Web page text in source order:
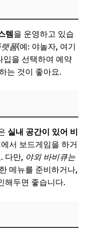
템 을 운영하고 있습
폼(예: 야놀자, 여기
입을 선택하여 예약
는 것이 좋아요.
실내 공간이 있어 비
서 보드게임을 하거
다만, 야외 바비큐는
메뉴를 준비하거나,
해두면 좋습니다.